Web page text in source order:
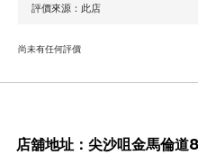
尚未有任何評價
店舖地址： 尖沙咀金馬倫道